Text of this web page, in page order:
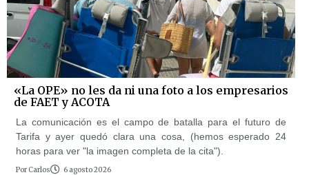
«La OPE» no les da ni una foto a los empresarios
de FAET y ACOTA
La comunicación es el campo de batalla para el futuro de
Tarifa y ayer quedó clara una cosa, (hemos esperado 24
horas para ver "la imagen completa de la cita").
Por Carlos 6 agosto 2026